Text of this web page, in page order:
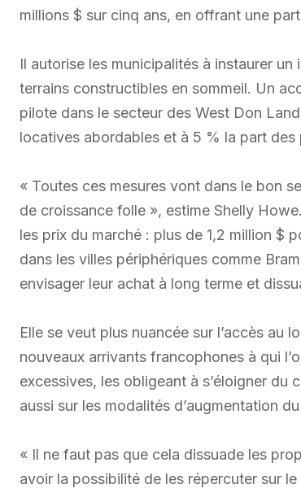
millions $ sur cinq ans, en offrant une
Il autorise les municipalités à instaurer
terrains constructibles en sommeil. Un
pilote dans le secteur des West Don
locatives abordables et à 5 % la part des
« Toutes ces mesures vont dans le bon
de croissance folle », estime Shelly
les prix du marché : plus de 1,2 million $
dans les villes périphériques comme
envisager leur achat à long terme et
Elle se veut plus nuancée sur l’accès au
nouveaux arrivants francophones à qui
excessives, les obligeant à s’éloigner du
aussi sur les modalités d’augmentation
« Il ne faut pas que cela dissuade les
avoir la possibilité de les répercuter sur